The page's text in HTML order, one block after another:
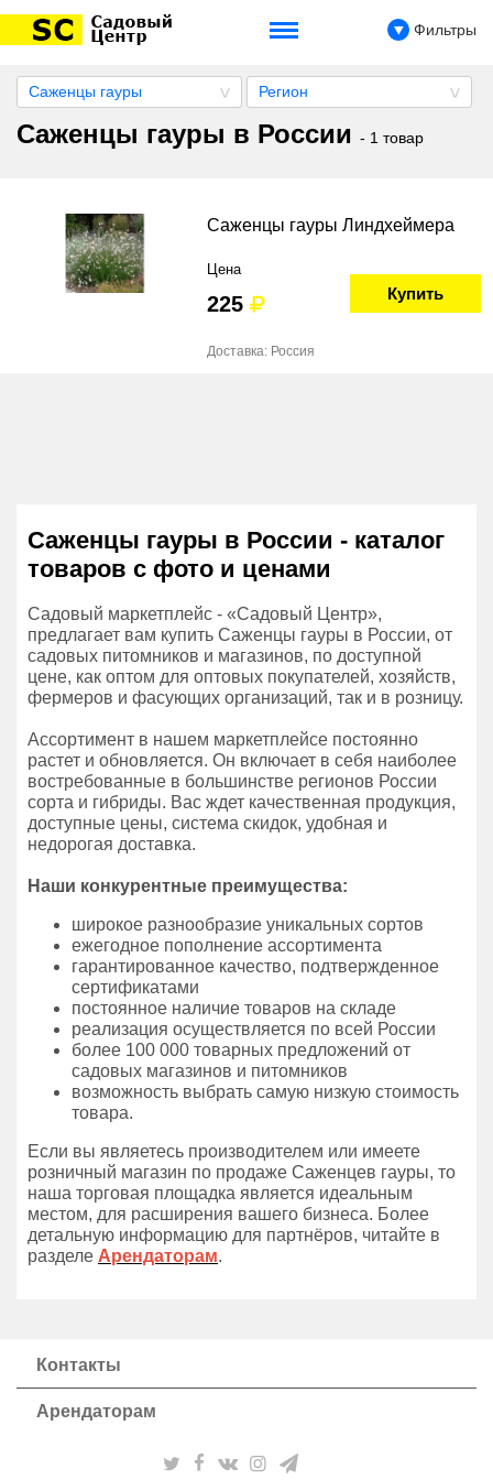
Фильтры
Саженцы гауры Регион
Саженцы гауры в России - 1 товар
Саженцы гауры Линдхеймера
Цена
225 Купить
Доставка: Россия
Саженцы гауры в России - каталог
товаров с фото и ценами
Садовый маркетплейс - «Садовый Центр»,
предлагает вам купить Саженцы гауры в России, от
садовых питомников и магазинов, по доступной
цене, как оптом для оптовых покупателей, хозяйств,
фермеров и фасующих организаций, так и в розницу.
Ассортимент в нашем маркетплейсе постоянно
растет и обновляется. Он включает в себя наиболее
востребованные в большинстве регионов России
сорта и гибриды. Вас ждет качественная продукция,
доступные цены, система скидок, удобная и
недорогая доставка.
Наши конкурентные преимущества:
широкое разнообразие уникальных сортов
ежегодное пополнение ассортимента
гарантированное качество, подтвержденное
сертификатами
постоянное наличие товаров на складе
реализация осуществляется по всей России
более 100 000 товарных предложений от
садовых магазинов и питомников
возможность выбрать самую низкую стоимость
товара.
Если вы являетесь производителем или имеете
розничный магазин по продаже Саженцев гауры, то
наша торговая площадка является идеальным
местом, для расширения вашего бизнеса. Более
детальную информацию для партнёров, читайте в
разделе Арендаторам.
Контакты
Арендаторам